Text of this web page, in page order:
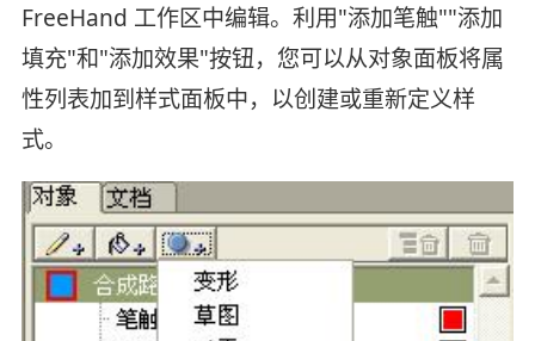
FreeHand 工作区中编辑。利用"添加笔触""添加
填充"和"添加效果"按钮，您可以从对象面板将属
性列表加到样式面板中，以创建或重新定义样
式。